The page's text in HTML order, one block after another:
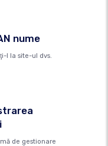
nume
l la site-ul dvs.
de gestionare